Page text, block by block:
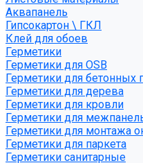
Аквапанель
Гипсокартон \ ГКЛ
Клей для обоев
Герметики
Герметики для OSB
Герметики для бетонных
Герметики для дерева
Герметики для кровли
Герметики для
Герметики для монтажа
Герметики для паркета
Герметики санитарные